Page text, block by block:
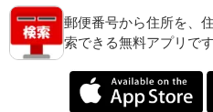
郵便番号から住所を、
索できる無料アプリです